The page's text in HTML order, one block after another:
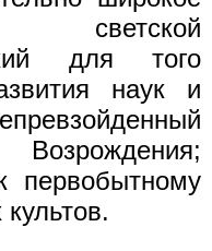
светской
для того
наук и
первобытному